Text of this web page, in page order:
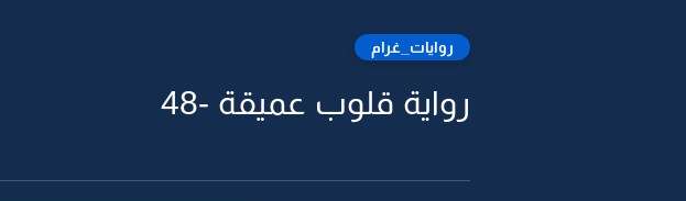
روايات_غرام
رواية قلوب عميقة -48